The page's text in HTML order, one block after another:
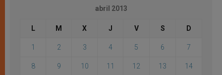
abril 2013
L M X J V S D
1 2 3 4 5 6 7
8 9 10 11 12 13 14